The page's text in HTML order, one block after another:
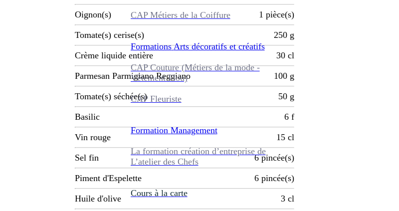
CAP Métiers de la Coiffure
Formations Arts décoratifs et créatifs
CAP Couture (Métiers de la mode -
Vêtement Flou)
CAP Fleuriste
Formation Management
La formation création d’entreprise de
L’atelier des Chefs
Cours à la carte
Oignon(s) 1 pièce(s)
Tomate(s) cerise(s) 250 g
Crème liquide entière 30 cl
Parmesan Parmigiano Reggiano 100 g
Tomate(s) séchée(s) 50 g
Basilic 6 f
Vin rouge 15 cl
Sel fin 6 pincée(s)
Piment d'Espelette 6 pincée(s)
Huile d'olive 3 cl